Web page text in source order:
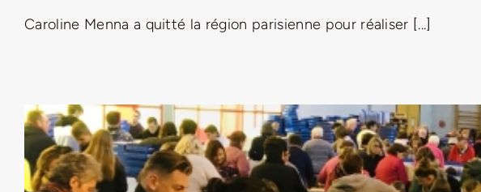
Caroline Menna a quitté la région parisienne pour réaliser [...]